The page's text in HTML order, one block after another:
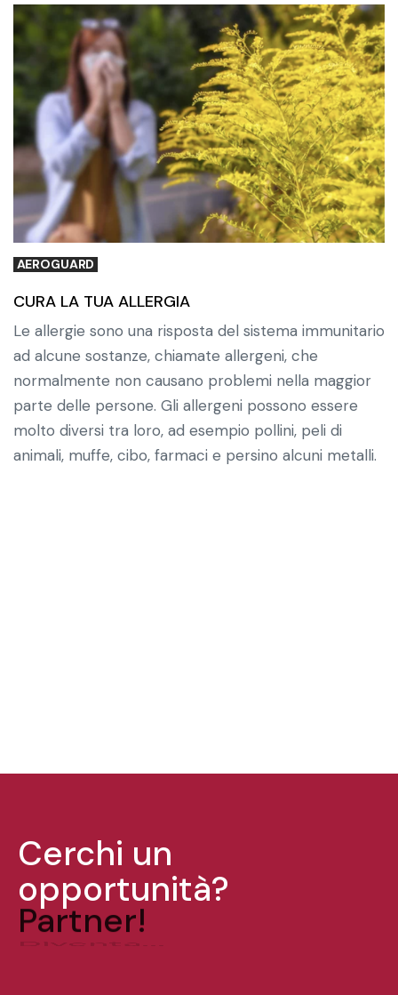
AEROGUARD
CURA LA TUA ALLERGIA
Le allergie sono una risposta del sistema immunitario
ad alcune sostanze, chiamate allergeni, che
normalmente non causano problemi nella maggior
parte delle persone. Gli allergeni possono essere
molto diversi tra loro, ad esempio pollini, peli di
animali, muffe, cibo, farmaci e persino alcuni metalli.
Cerchi un
opportunità?
Diventa...
Partner!